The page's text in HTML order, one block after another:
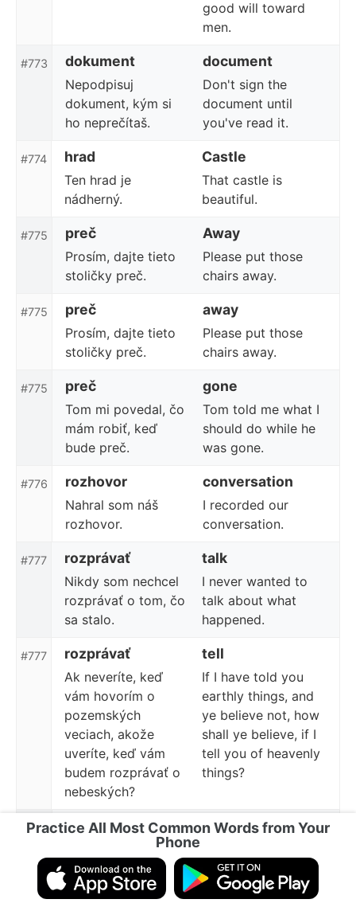
good will toward
men.
#773 dokument document
Nepodpisuj
dokument, kým si
ho neprečítaš.
Don't sign the
document until
you've read it.
#774 hrad Castle
Ten hrad je
nádherný.
That castle is
beautiful.
#775 preč Away
Prosím, dajte tieto
stoličky preč.
Please put those
chairs away.
#775 preč away
Prosím, dajte tieto
stoličky preč.
Please put those
chairs away.
#775 preč gone
Tom mi povedal, čo
mám robiť, keď
bude preč.
Tom told me what I
should do while he
was gone.
#776 rozhovor conversation
Nahral som náš
rozhovor.
I recorded our
conversation.
#777 rozprávať talk
Nikdy som nechcel
rozprávať o tom, čo
sa stalo.
I never wanted to
talk about what
happened.
#777 rozprávať tell
Ak neveríte, keď
vám hovorím o
pozemských
veciach, akože
uveríte, keď vám
budem rozprávať o
nebeských?
If I have told you
earthly things, and
ye believe not, how
shall ye believe, if I
tell you of heavenly
things?
#778 trikrát Three times
Bola vo Francúzsku
trikrát.
France three times.
trikrát three times
Practice All Most Common Words from Your
Phone